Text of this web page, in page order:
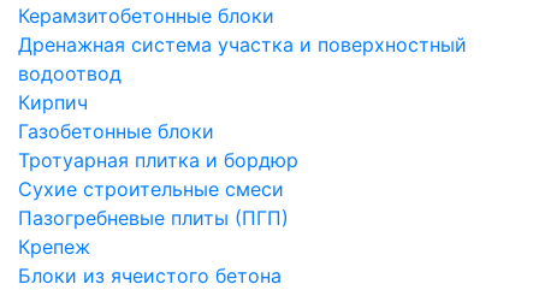
Керамзитобетонные блоки
Дренажная система участка и поверхностный
водоотвод
Кирпич
Газобетонные блоки
Тротуарная плитка и бордюр
Сухие строительные смеси
Пазогребневые плиты (ПГП)
Крепеж
Блоки из ячеистого бетона